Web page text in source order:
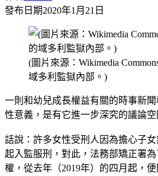
發布日期2020年1月21日
(圖片來源：Wikimedia
域多利監獄內部。)
一則和幼兒成長權益有關的時事新
性意義，是有它進一步深究的議論空
話說：許多女性受刑人因為擔心子
起入監服刑，對此，法務部矯正署
權，從去年（2019年）的四月起，